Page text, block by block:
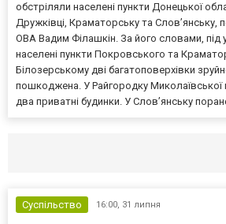
обстріляли населені пункти Донецької
Дружківці, Краматорську та Слов’янську,
ОВА Вадим Філашкін. За його словами, під
населені пункти Покровського та
Білозерському дві багатоповерхівки
пошкоджена. У Райгородку Миколаївської
два приватні будинки. У Слов’янську
Суспільство 16:00, 31 липня